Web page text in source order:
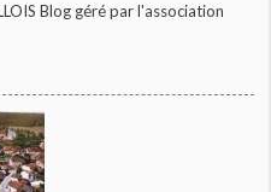
Blog géré par l'association